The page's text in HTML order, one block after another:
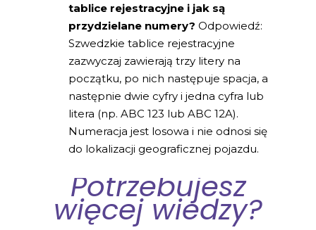
tablice rejestracyjne i jak są
przydzielane numery? Odpowiedź:
Szwedzkie tablice rejestracyjne
zazwyczaj zawierają trzy litery na
początku, po nich następuje spacja, a
następnie dwie cyfry i jedna cyfra lub
litera (np. ABC 123 lub ABC 12A).
Numeracja jest losowa i nie odnosi się
do lokalizacji geograficznej pojazdu.
Potrzebujesz
więcej wiedzy?